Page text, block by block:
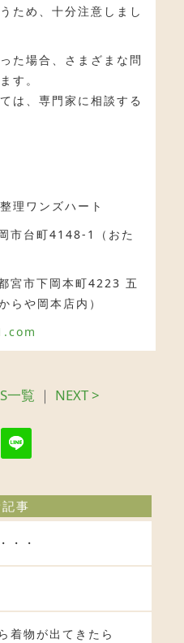
ため、十分注意しまし
た場合、さまざまな問
す。
は、専門家に相談する
理ワンズハート
台町4148-1（おた
市下岡本町4223 五
らや岡本店内）
一覧 ｜ NEXT >
事
・・
着物が出てきたら